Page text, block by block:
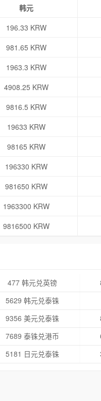
韩元
196.33 KRW
981.65 KRW
1963.3 KRW
4908.25 KRW
9816.5 KRW
19633 KRW
98165 KRW
196330 KRW
981650 KRW
1963300 KRW
9816500 KRW
477 韩元兑英镑
5629 韩元兑泰铢
9356 美元兑泰铢
7689 泰铢兑港币
5181 日元兑泰铢